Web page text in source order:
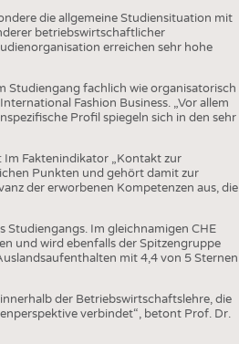
die allgemeine Studiensituation mit
betriebswirtschaftlicher
erreichen sehr hohe
Studiengang fachlich wie organisatorisch
Fashion Business. „Vor allem
Profil spiegeln sich in den sehr
Im Faktenindikator „Kontakt zur
Punkten und gehört damit zur
der erworbenen Kompetenzen aus, die
Studiengangs. Im gleichnamigen CHE
und wird ebenfalls der Spitzengruppe
mit 4,4 von 5 Sternen
der Betriebswirtschaftslehre, die
verbindet“, betont Prof. Dr.